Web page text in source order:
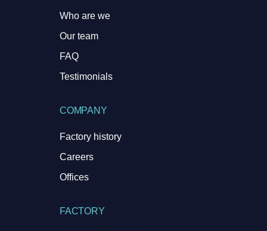
Who are we
Our team
FAQ
Testimonials
COMPANY
Factory history
Careers
Offices
FACTORY